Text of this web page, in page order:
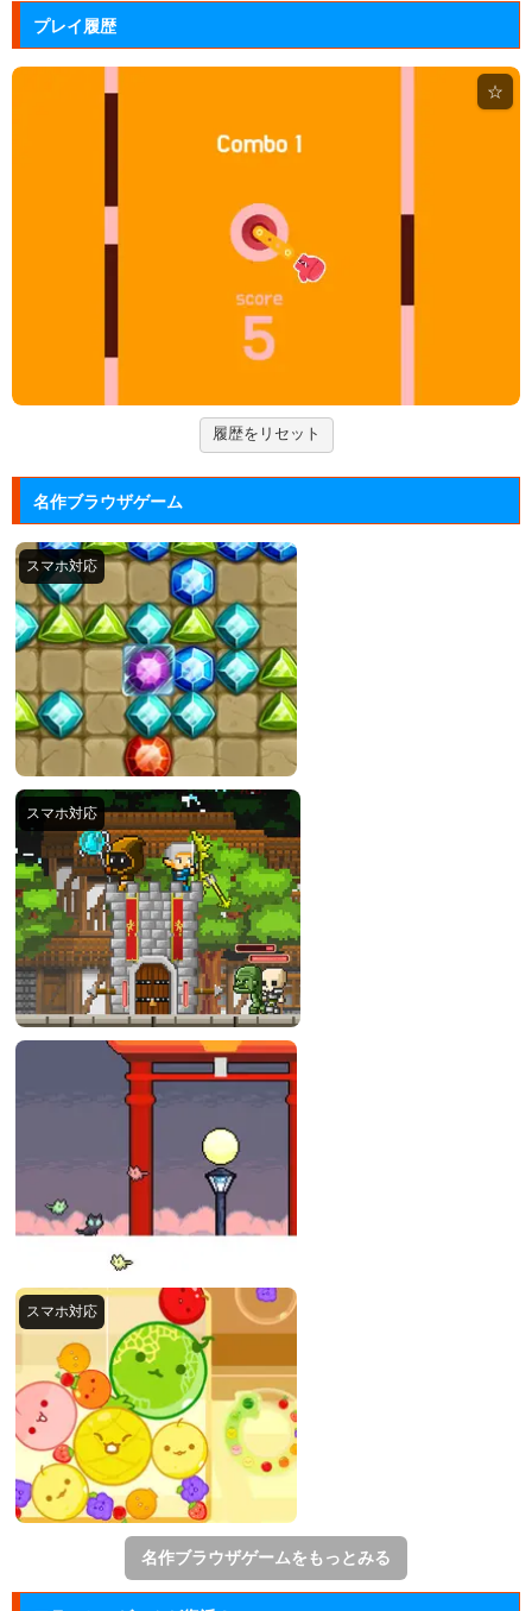
回転する球体をリズムに合わせてクリックして進ませ
る音楽ゲーム...
物を吸い込むことで巨大化する穴が、街全体を吸い落
エヴァンゲリオン まごころを、...
実機スロット「エヴァンゲリオン まごころを、君
に」をシミュレ...
タイトーが開発したアーケードゲーム「アルカノイ
ズーキーパー2
動物たちを3匹以上にして捕まえていくパズルゲー
ム。
プレイ履歴
☆
履歴をリセット
名作ブラウザゲーム
名作ブラウザゲームをもっとみる